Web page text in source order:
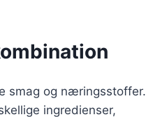
smag og næringsstoffer.
ingredienser,